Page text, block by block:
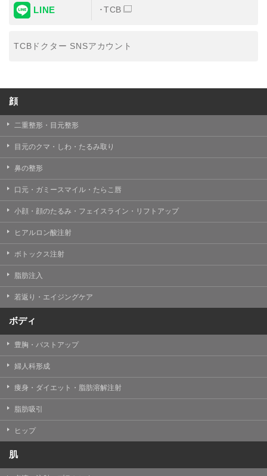
③TCBグループが第三者から間接的に収集する情報
事業者およびアフィリエイトサービスプロバイダ等の第
・患者様の閲覧履歴、端末等の情報
TCBグループは取得情報を以下の目的で利用いたしま
す。
・クリニックの来院予約、医療サービスの提供、医療関
対応等のサービス提供のため
・医療サービスの提供に関する他の医療機関、検査機関
及び研究機関との連携のため
・サービス向上を目的とした医療サービス・販売する医
療関連商品に関する患者様へのアンケートの送受信及び
これに付随する諸対応のため
・Cookie等の技術を用いたアクセス履歴、閲覧記録等に
関する情報の収集、分析
・閲覧記録等から趣味・嗜好を分析した情報を使用して
の広告に利用するため
め
・患者様のサービス利用状況の分析及び症例研究のため
・広告、宣伝、マーケティングのため
【個人情報の管理体制について】
TCBグループは、取り扱う個人情報を、厳正な管理の下
に蓄積・保管し、当該個人情報への不正アクセス・紛
失・破壊・改ざんおよび漏洩等を防止するため、必要か
LINE TCB
TCBドクター SNSアカウント
顔
二重整形・目元整形
目元のクマ・しわ・たるみ取り
鼻の整形
口元・ガミースマイル・たらこ唇
小顔・顔のたるみ・フェイスライン・リフトアップ
ヒアルロン酸注射
ボトックス注射
脂肪注入
若返り・エイジングケア
ボディ
豊胸・バストアップ
婦人科形成
痩身・ダイエット・脂肪溶解注射
脂肪吸引
ヒップ
肌